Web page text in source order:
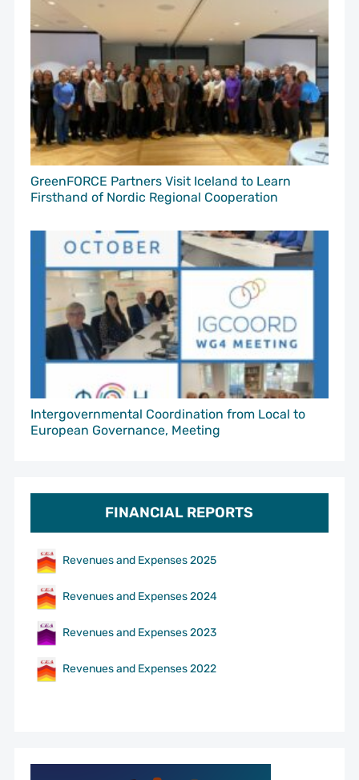
GreenFORCE Partners Visit Iceland to Learn
Firsthand of Nordic Regional Cooperation
Intergovernmental Coordination from Local to
European Governance, Meeting
FINANCIAL REPORTS
Revenues and Expenses 2025
Revenues and Expenses 2024
Revenues and Expenses 2023
Revenues and Expenses 2022